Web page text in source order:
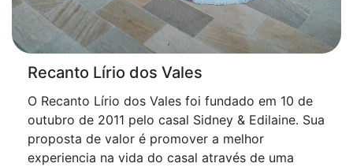
Recanto Lírio dos Vales
O Recanto Lírio dos Vales foi fundado em 10 de
outubro de 2011 pelo casal Sidney & Edilaine. Sua
proposta de valor é promover a melhor
experiencia na vida do casal através de uma